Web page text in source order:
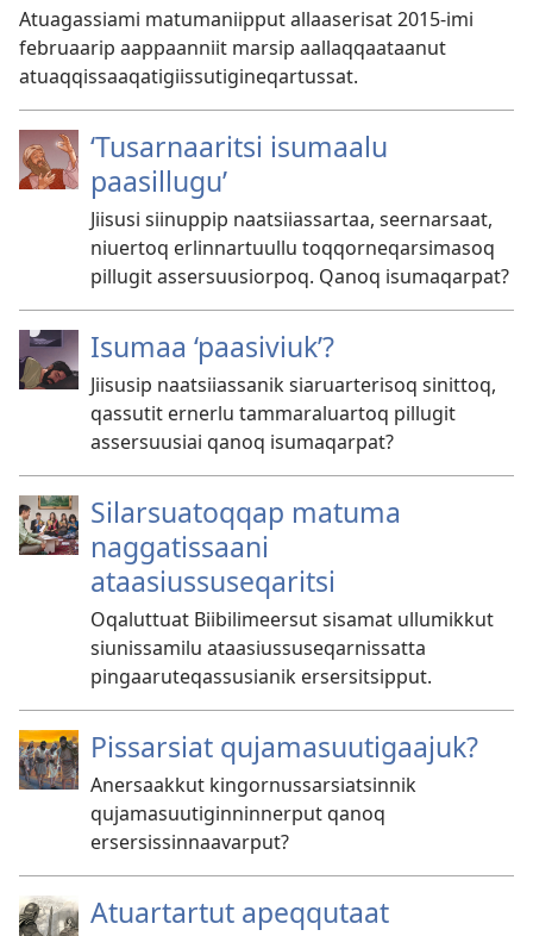
Atuagassiami matumaniipput allaaserisat 2015-imi
februaarip aappaanniit marsip aallaqqaataanut
atuaqqissaaqatigiissutigineqartussat.
‘Tusarnaaritsi isumaalu
paasillugu’
Jiisusi siinuppip naatsiiassartaa, seernarsaat,
niuertoq erlinnartuullu toqqorneqarsimasoq
pillugit assersuusiorpoq. Qanoq isumaqarpat?
Isumaa ‘paasiviuk’?
Jiisusip naatsiiassanik siaruarterisoq sinittoq,
qassutit ernerlu tammaraluartoq pillugit
assersuusiai qanoq isumaqarpat?
Silarsuatoqqap matuma
naggatissaani
ataasiussuseqaritsi
Oqaluttuat Biibilimeersut sisamat ullumikkut
siunissamilu ataasiussuseqarnissatta
pingaaruteqassusianik ersersitsipput.
Pissarsiat qujamasuutigaajuk?
Anersaakkut kingornussarsiatsinnik
qujamasuutiginninnerput qanoq
ersersissinnaavarput?
Atuartartut apeqqutaat